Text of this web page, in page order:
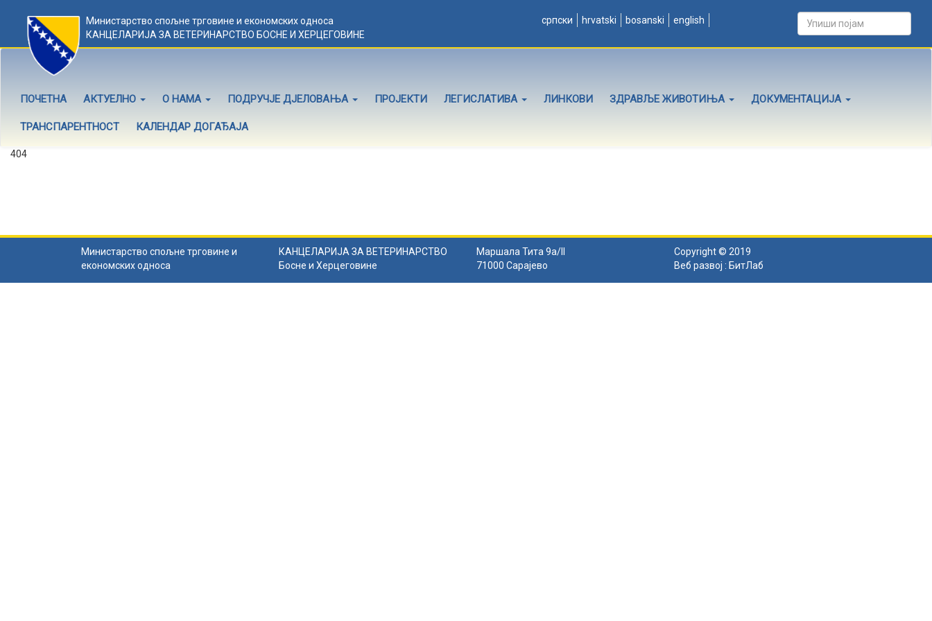
Министарство спољне трговине и економских односа
КАНЦЕЛАРИЈА ЗА ВЕТЕРИНАРСТВО БОСНЕ И ХЕРЦЕГОВИНЕ
српски hrvatski bosanski english
ПОЧЕТНА АКТУЕЛНО О НАМА ПОДРУЧЈЕ ДЈЕЛОВАЊА ПРОЈЕКТИ ЛЕГИСЛАТИВА ЛИНКОВИ ЗДРАВЉЕ ЖИВОТИЊА ДОКУМЕНТАЦИЈА
ТРАНСПАРЕНТНОСТ КАЛЕНДАР ДОГАЂАЈА
404
Министарство спољне трговине и
економских односа
КАНЦЕЛАРИЈА ЗА ВЕТЕРИНАРСТВО
Босне и Херцеговине
Маршала Тита 9а/II
71000 Сарајево
Copyright © 2019
Веб развој : БитЛаб